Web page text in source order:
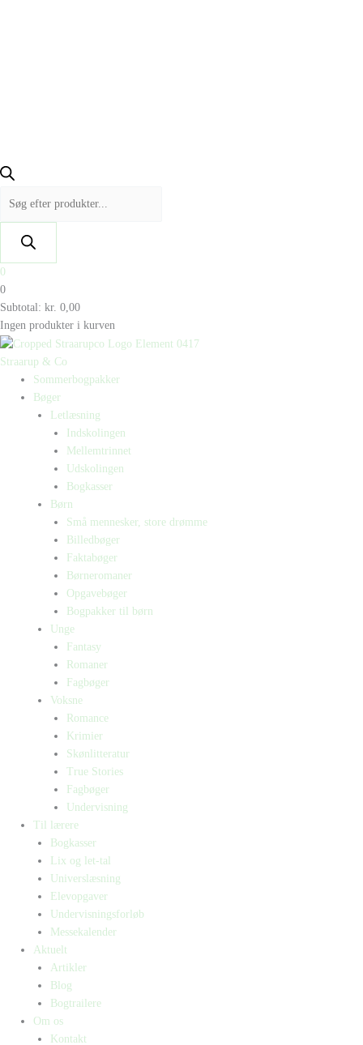
0
0
Subtotal: kr. 0,00
Ingen produkter i kurven
Straarup & Co
Sommerbogpakker
Bøger
Letlæsning
Indskolingen
Mellemtrinnet
Udskolingen
Bogkasser
Børn
Små mennesker, store drømme
Billedbøger
Faktabøger
Børneromaner
Opgavebøger
Bogpakker til børn
Unge
Fantasy
Romaner
Fagbøger
Voksne
Romance
Krimier
Skønlitteratur
True Stories
Fagbøger
Undervisning
Til lærere
Bogkasser
Lix og let-tal
Universlæsning
Elevopgaver
Undervisningsforløb
Messekalender
Aktuelt
Artikler
Blog
Bogtrailere
Om os
Kontakt